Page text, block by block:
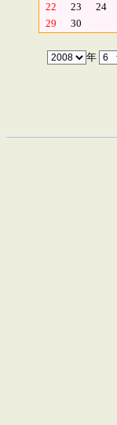
22
23 24
29
30
年